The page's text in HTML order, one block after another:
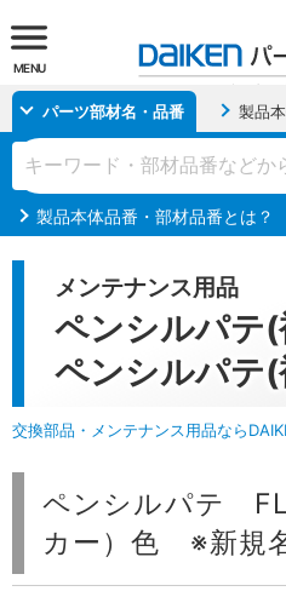
MENU
パーツ部材名・品番 製品
製品本体品番・部材品番とは？
メンテナンス用品
ペンシルパテ(
ペンシルパテ
交換部品・メンテナンス用品なら
ペンシルパテ
カー）色 ※新規